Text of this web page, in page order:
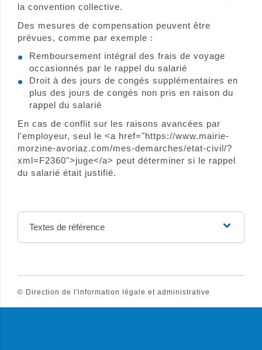
la convention collective.
Des mesures de compensation peuvent être
prévues, comme par exemple :
Remboursement intégral des frais de voyage
occasionnés par le rappel du salarié
Droit à des jours de congés supplémentaires en
plus des jours de congés non pris en raison du
rappel du salarié
En cas de conflit sur les raisons avancées par
l'employeur, seul le <a href="https://www.mairie-
morzine-avoriaz.com/mes-demarches/etat-civil/?
xml=F2360">juge</a> peut déterminer si le rappel
du salarié était justifié.
Textes de référence
© Direction de l'information légale et administrative